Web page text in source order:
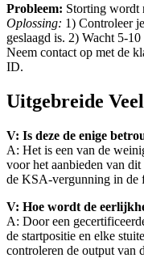
Probleem: Storting wordt
Oplossing: 1) Controleer
geslaagd is. 2) Wacht 5-
Neem contact op met de
ID.
Uitgebreide
V: Is deze de enige
A: Het is een van de
voor het aanbieden van
de KSA-vergunning in de
V: Hoe wordt de
A: Door een
de startpositie en elke
controleren de output van